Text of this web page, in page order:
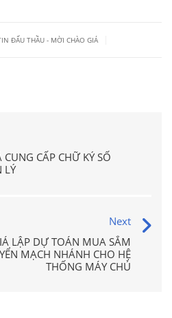
ĐẤU THẦU - MỜI CHÀO GIÁ
CẤP CHỮ KÝ SỐ
LÝ
Next
LẬP DỰ TOÁN MUA SẮM
MẠCH NHÁNH CHO HỆ
THỐNG MÁY CHỦ